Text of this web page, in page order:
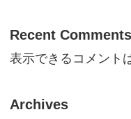
Recent Comments
表示できるコメント
Archives